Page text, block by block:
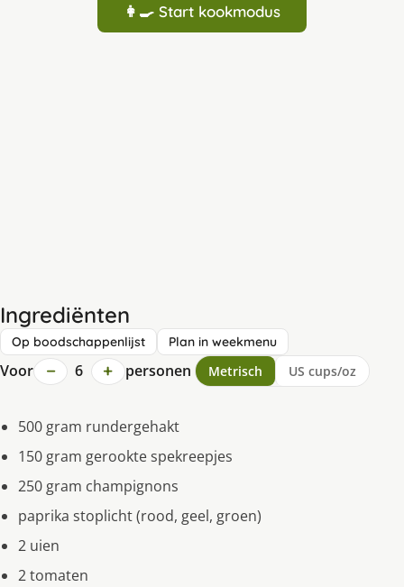
👩‍🍳 Start kookmodus
Ingrediënten
Op boodschappenlijst Plan in weekmenu
Voor − 6 + personen Metrisch US cups/oz
500 gram rundergehakt
150 gram gerookte spekreepjes
250 gram champignons
paprika stoplicht (rood, geel, groen)
2 uien
2 tomaten